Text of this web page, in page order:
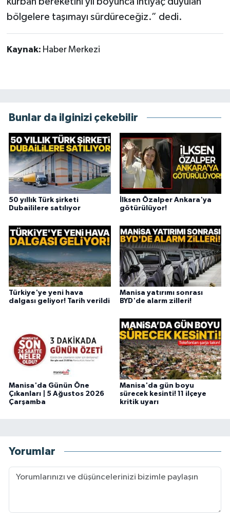
bölgelere taşımayı sürdüreceğiz.” dedi.
Kaynak: Haber Merkezi
Bunlar da ilginizi çekebilir
50 yıllık Türk şirketi
Dubaililere satılıyor
İlksen Özalper Ankara'ya
götürülüyor!
Türkiye'ye yeni hava
dalgası geliyor! Tarih verildi
Manisa yatırımı sonrası
BYD'de alarm zilleri!
Manisa'da Günün Öne
Çıkanları | 5 Ağustos 2026
Çarşamba
Manisa'da gün boyu
sürecek kesinti! 11 ilçeye
kritik uyarı
Yorumlar